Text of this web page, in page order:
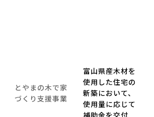
とやまの木で家
づくり支援事業
富山県産木材を
使用した住宅の
新築において、
使用量に応じて
補助金を交付